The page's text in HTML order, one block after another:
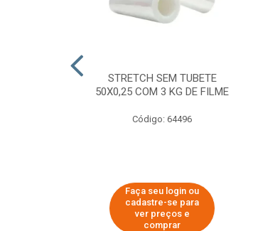
STRETCH SEM TUBETE
50X0,25 COM 3 KG DE FILME
Código: 64496
Faça seu login ou
cadastre-se para
ver preços e
comprar